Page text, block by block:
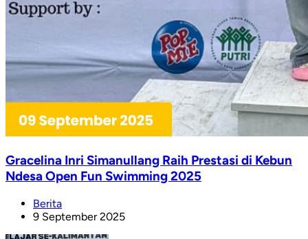
Gracelina Inri Simanullang Raih Prestasi di Kebun
Ndesa Open Fun Swimming 2025
Berita
9 September 2025